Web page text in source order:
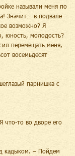
называли меня по
Значит… в подвале
возможно? Я
юность, молодость?
перемещать меня,
восемьдесят
парнишка с
что-то во дворе его
кадыком. – Пойдем